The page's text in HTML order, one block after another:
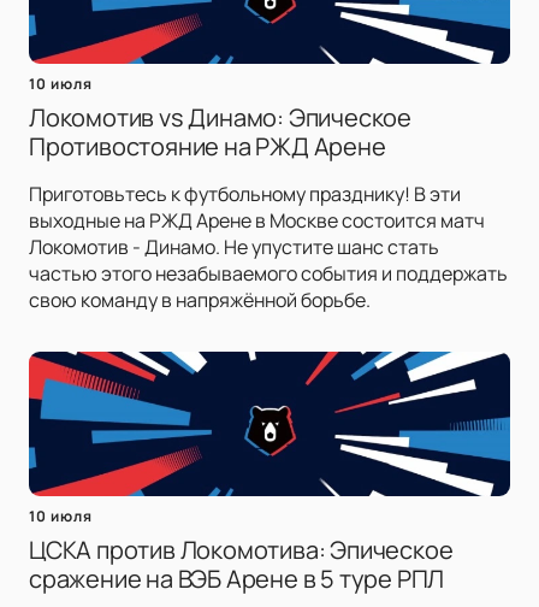
10 июля
Локомотив vs Динамо: Эпическое
Противостояние на РЖД Арене
Приготовьтесь к футбольному празднику! В эти
выходные на РЖД Арене в Москве состоится матч
Локомотив - Динамо. Не упустите шанс стать
частью этого незабываемого события и поддержать
свою команду в напряжённой борьбе.
10 июля
ЦСКА против Локомотива: Эпическое
сражение на ВЭБ Арене в 5 туре РПЛ